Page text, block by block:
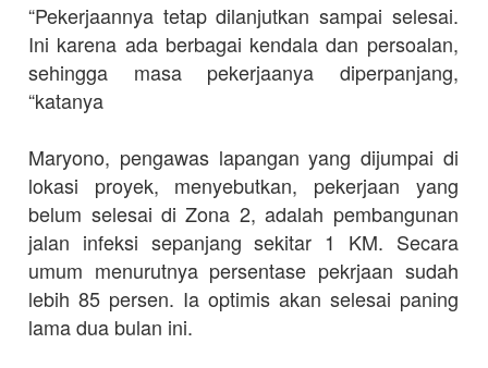
“Pekerjaannya tetap dilanjutkan sampai selesai.
Ini karena ada berbagai kendala dan persoalan,
sehingga masa pekerjaanya diperpanjang,
“katanya
Maryono, pengawas lapangan yang dijumpai di
lokasi proyek, menyebutkan, pekerjaan yang
belum selesai di Zona 2, adalah pembangunan
jalan infeksi sepanjang sekitar 1 KM. Secara
umum menurutnya persentase pekrjaan sudah
lebih 85 persen. Ia optimis akan selesai paning
lama dua bulan ini.